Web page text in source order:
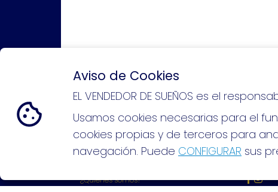
Si puedes soñarlo, puedes
EL VENDEDOR DE SUEÑOS
¿Quiénes somos?
Aviso de Cookies
EL VENDEDOR DE SUEÑOS es el
Usamos cookies necesarias para el
cookies propias y de terceros para
navegación. Puede CONFIGURAR sus